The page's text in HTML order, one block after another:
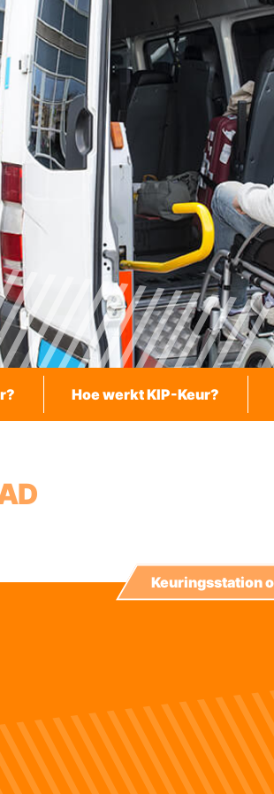
Hoe werkt KIP-Keur?
Keuringsstation